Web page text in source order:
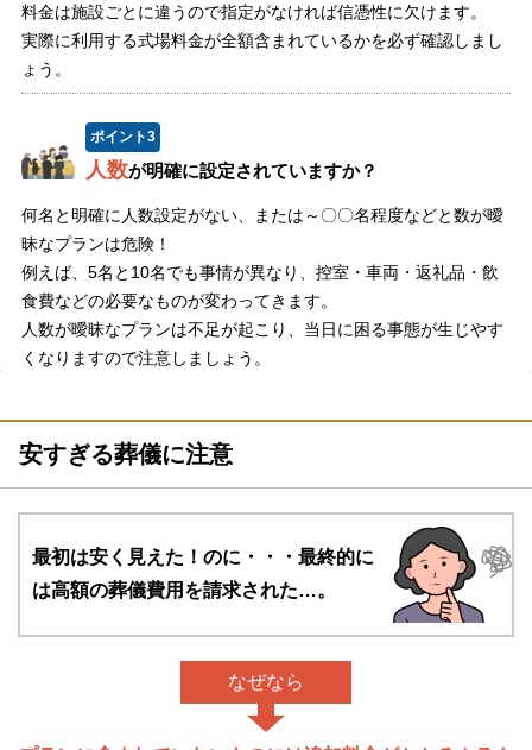
料金は施設ごとに違うので指定がなければ信憑性に欠けます。
実際に利用する式場料金が全額含まれているかを必ず確認しまし
ょう。
ポイント3
人数が明確に設定されていますか？
何名と明確に人数設定がない、または～〇〇名程度などと数が曖
昧なプランは危険！
例えば、5名と10名でも事情が異なり、控室・車両・返礼品・飲
食費などの必要なものが変わってきます。
人数が曖昧なプランは不足が起こり、当日に困る事態が生じやす
くなりますので注意しましょう。
安すぎる葬儀に注意
最初は安く見えた！のに・・・ 最終的に
は高額の葬儀費用を請求された…。
なぜなら